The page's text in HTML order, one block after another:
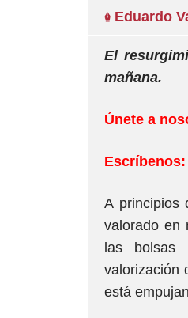
Eduardo
El
mañana.
Únete a
Escríbenos:
A principios
valorado en
las bolsas
valorización
está